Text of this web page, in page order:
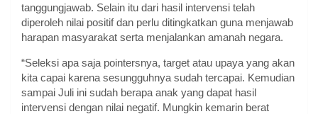
tanggungjawab. Selain itu dari hasil intervensi telah
diperoleh nilai positif dan perlu ditingkatkan guna menjawab
harapan masyarakat serta menjalankan amanah negara.
“Seleksi apa saja pointersnya, target atau upaya yang akan
kita capai karena sesungguhnya sudah tercapai. Kemudian
sampai Juli ini sudah berapa anak yang dapat hasil
intervensi dengan nilai negatif. Mungkin kemarin berat